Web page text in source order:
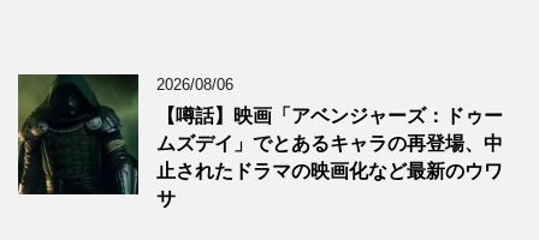
2026/08/06
【噂話】映画「アベンジャーズ：ドゥー
ムズデイ」でとあるキャラの再登場、中
止されたドラマの映画化など最新のウワ
サ